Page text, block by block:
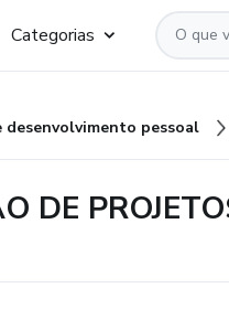
Categorias
desenvolvimento pessoal
DE